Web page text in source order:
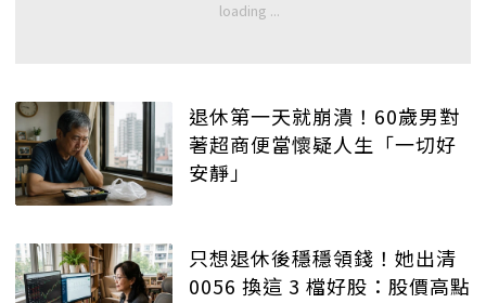
退休第一天就崩潰！60歲男對
著超商便當懷疑人生「一切好
安靜」
只想退休後穩穩領錢！她出清
0056 換這 3 檔好股：股價高點